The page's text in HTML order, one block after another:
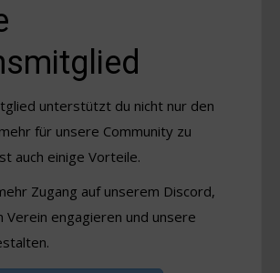
unterstützt du nicht nur den
für unsere Community zu
auch einige Vorteile.
Zugang auf unserem Discord,
Verein engagieren und unsere